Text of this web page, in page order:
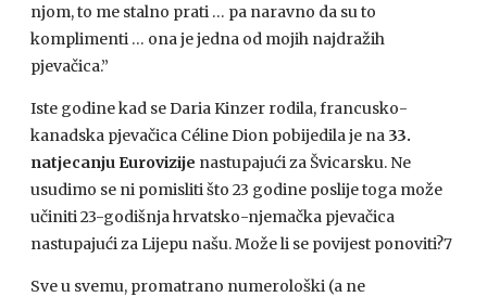
njom, to me stalno prati … pa naravno da su to
komplimenti … ona je jedna od mojih najdražih
pjevačica.”
Iste godine kad se Daria Kinzer rodila, francusko-
kanadska pjevačica Céline Dion pobijedila je na 33.
natjecanju Eurovizije nastupajući za Švicarsku. Ne
usudimo se ni pomisliti što 23 godine poslije toga može
učiniti 23-godišnja hrvatsko-njemačka pjevačica
nastupajući za Lijepu našu. Može li se povijest ponoviti?7
Sve u svemu, promatrano numerološki (a ne